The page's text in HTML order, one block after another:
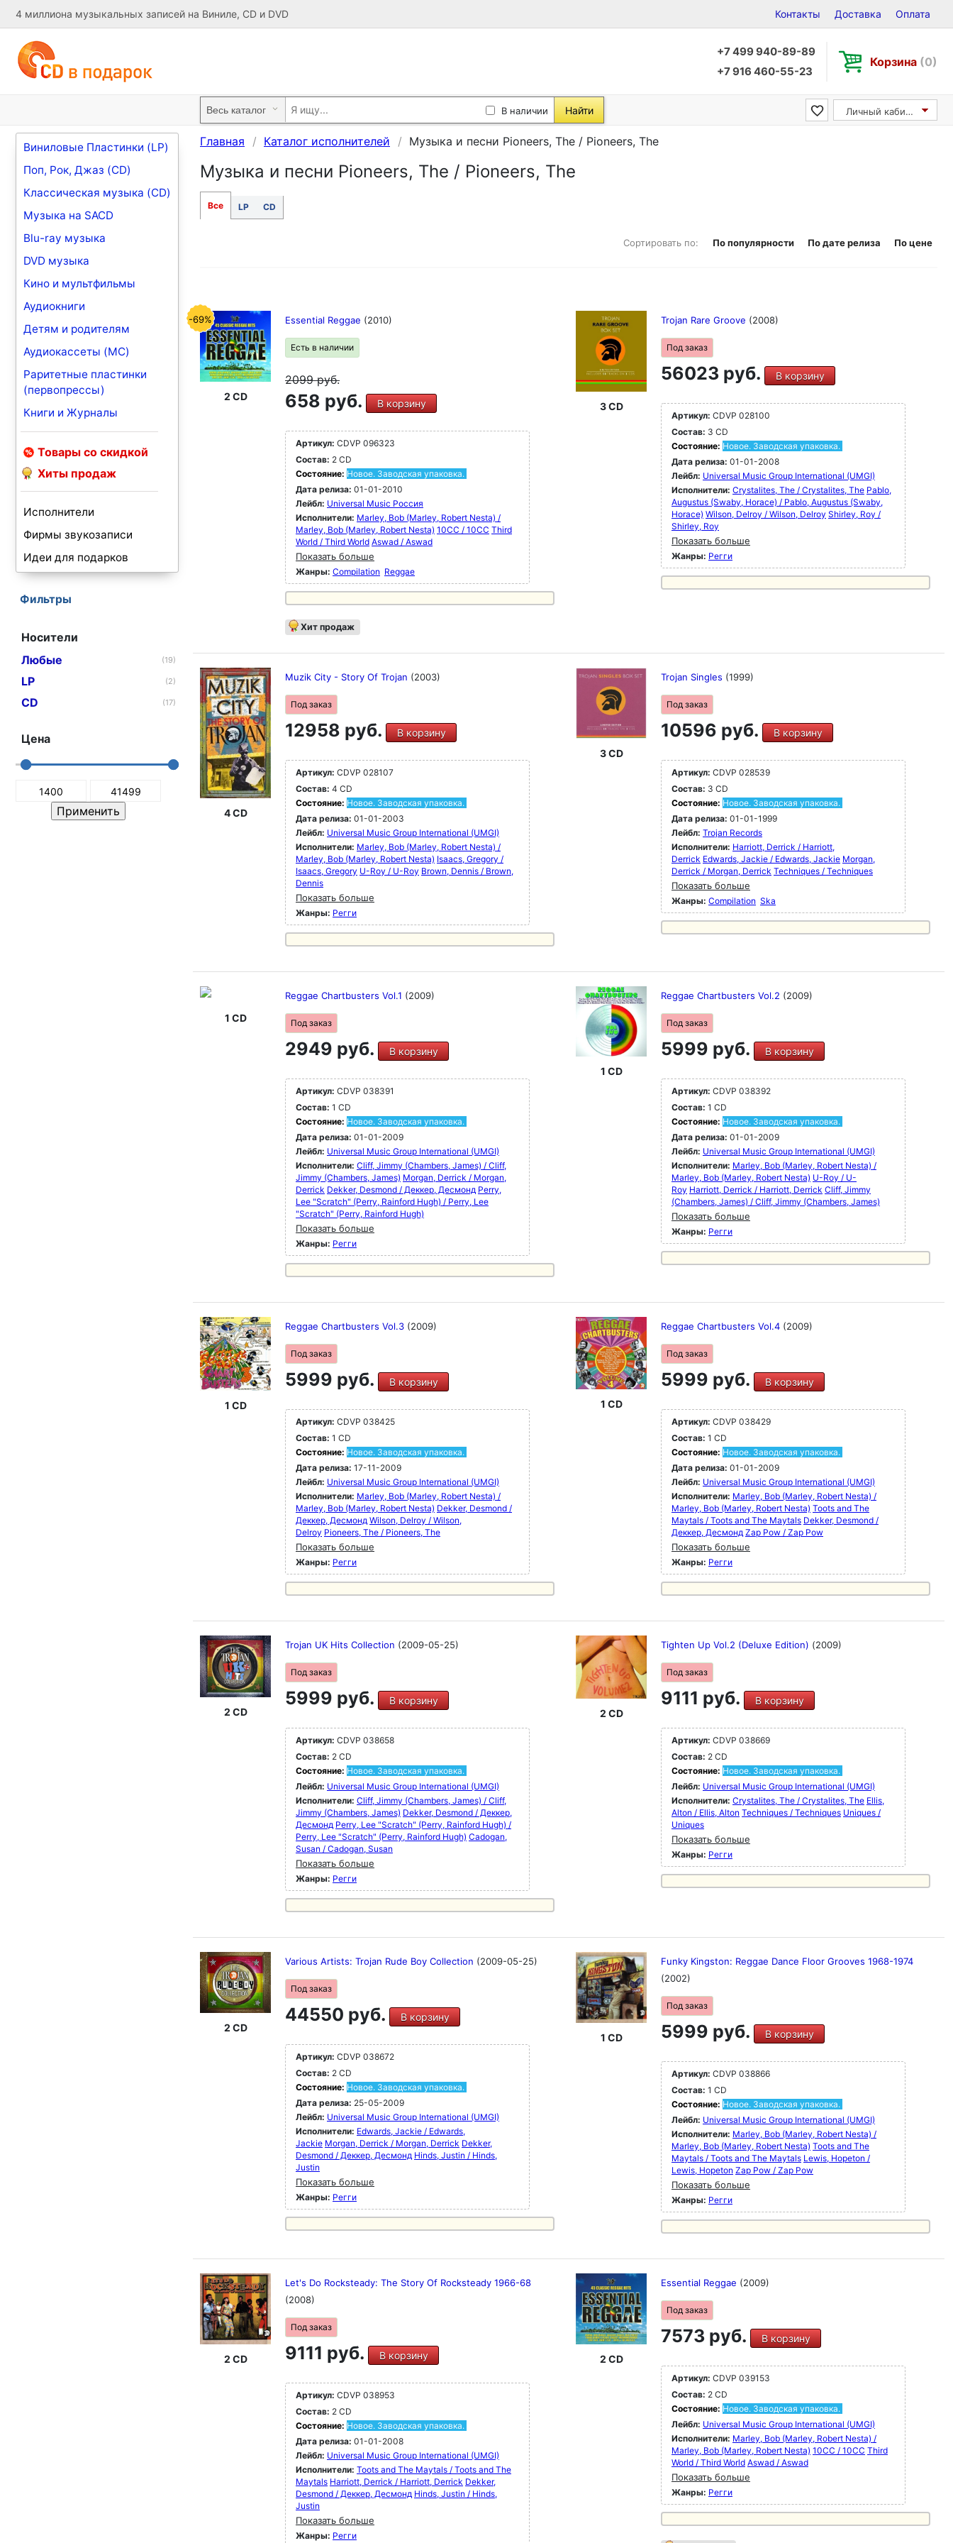
4 миллиона музыкальных записей на Виниле, CD и DVD Контакты Доставка Оплата
+7 499 940-89-89
+7 916 460-55-23
Корзина (0)
В наличии Найти Личный кабинет
Виниловые Пластинки (LP)
Поп, Рок, Джаз (CD)
Классическая музыка (CD)
Музыка на SACD
Blu-ray музыка
DVD музыка
Кино и мультфильмы
Аудиокниги
Детям и родителям
Аудиокассеты (MC)
Раритетные пластинки
(первопрессы)
Книги и Журналы
Товары со скидкой
Хиты продаж
Исполнители
Фирмы звукозаписи
Идеи для подарков
Фильтры
Носители
Любые
(19)
LP (2)
CD (17)
Цена
Главная Каталог исполнителей Музыка и песни Pioneers, The / Pioneers, The
Музыка и песни Pioneers, The / Pioneers, The
Все LP CD
Сортировать по: По популярности По дате релиза По цене
-69%
2 CD
Essential Reggae (2010)
Есть в наличии
2099руб.
658 руб. В корзину
Артикул: CDVP 096323
Состав: 2 CD
Состояние: Новое. Заводская упаковка.
Дата релиза: 01-01-2010
Лейбл: Universal Music Россия
Исполнители: Marley, Bob (Marley, Robert Nesta) /
Marley, Bob (Marley, Robert Nesta) 10CC / 10CC Third
World / Third World Aswad / Aswad
Показать больше
Жанры: Compilation Reggae
Хит продаж
3 CD
Trojan Rare Groove (2008)
Под заказ
56023 руб. В корзину
Артикул: CDVP 028100
Состав: 3 CD
Состояние: Новое. Заводская упаковка.
Дата релиза: 01-01-2008
Лейбл: Universal Music Group International (UMGI)
Исполнители: Crystalites, The / Crystalites, The Pablo,
Augustus (Swaby, Horace) / Pablo, Augustus (Swaby,
Horace) Wilson, Delroy / Wilson, Delroy Shirley, Roy /
Shirley, Roy
Показать больше
Жанры: Регги
4 CD
Muzik City - Story Of Trojan (2003)
Под заказ
12958 руб. В корзину
Артикул: CDVP 028107
Состав: 4 CD
Состояние: Новое. Заводская упаковка.
Дата релиза: 01-01-2003
Лейбл: Universal Music Group International (UMGI)
Исполнители: Marley, Bob (Marley, Robert Nesta) /
Marley, Bob (Marley, Robert Nesta) Isaacs, Gregory /
Isaacs, Gregory U-Roy / U-Roy Brown, Dennis / Brown,
Dennis
Показать больше
Жанры: Регги
3 CD
Trojan Singles (1999)
Под заказ
10596 руб. В корзину
Артикул: CDVP 028539
Состав: 3 CD
Состояние: Новое. Заводская упаковка.
Дата релиза: 01-01-1999
Лейбл: Trojan Records
Исполнители: Harriott, Derrick / Harriott,
Derrick Edwards, Jackie / Edwards, Jackie Morgan,
Derrick / Morgan, Derrick Techniques / Techniques
Показать больше
Жанры: Compilation Ska
1 CD
Reggae Chartbusters Vol.1 (2009)
Под заказ
2949 руб. В корзину
Артикул: CDVP 038391
Состав: 1 CD
Состояние: Новое. Заводская упаковка.
Дата релиза: 01-01-2009
Лейбл: Universal Music Group International (UMGI)
Исполнители: Cliff, Jimmy (Chambers, James) / Cliff,
Jimmy (Chambers, James) Morgan, Derrick / Morgan,
Derrick Dekker, Desmond / Деккер, Десмонд Perry,
Lee "Scratch" (Perry, Rainford Hugh) / Perry, Lee
"Scratch" (Perry, Rainford Hugh)
Показать больше
Жанры: Регги
1 CD
Reggae Chartbusters Vol.2 (2009)
Под заказ
5999 руб. В корзину
Артикул: CDVP 038392
Состав: 1 CD
Состояние: Новое. Заводская упаковка.
Дата релиза: 01-01-2009
Лейбл: Universal Music Group International (UMGI)
Исполнители: Marley, Bob (Marley, Robert Nesta) /
Marley, Bob (Marley, Robert Nesta) U-Roy / U-
Roy Harriott, Derrick / Harriott, Derrick Cliff, Jimmy
(Chambers, James) / Cliff, Jimmy (Chambers, James)
Показать больше
Жанры: Регги
1 CD
Reggae Chartbusters Vol.3 (2009)
Под заказ
5999 руб. В корзину
Артикул: CDVP 038425
Состав: 1 CD
Состояние: Новое. Заводская упаковка.
Дата релиза: 17-11-2009
Лейбл: Universal Music Group International (UMGI)
Исполнители: Marley, Bob (Marley, Robert Nesta) /
Marley, Bob (Marley, Robert Nesta) Dekker, Desmond /
Деккер, Десмонд Wilson, Delroy / Wilson,
Delroy Pioneers, The / Pioneers, The
Показать больше
Жанры: Регги
1 CD
Reggae Chartbusters Vol.4 (2009)
Под заказ
5999 руб. В корзину
Артикул: CDVP 038429
Состав: 1 CD
Состояние: Новое. Заводская упаковка.
Дата релиза: 01-01-2009
Лейбл: Universal Music Group International (UMGI)
Исполнители: Marley, Bob (Marley, Robert Nesta) /
Marley, Bob (Marley, Robert Nesta) Toots and The
Maytals / Toots and The Maytals Dekker, Desmond /
Деккер, Десмонд Zap Pow / Zap Pow
Показать больше
Жанры: Регги
2 CD
Trojan UK Hits Collection (2009-05-25)
Под заказ
5999 руб. В корзину
Артикул: CDVP 038658
Состав: 2 CD
Состояние: Новое. Заводская упаковка.
Лейбл: Universal Music Group International (UMGI)
Исполнители: Cliff, Jimmy (Chambers, James) / Cliff,
Jimmy (Chambers, James) Dekker, Desmond / Деккер,
Десмонд Perry, Lee "Scratch" (Perry, Rainford Hugh) /
Perry, Lee "Scratch" (Perry, Rainford Hugh) Cadogan,
Susan / Cadogan, Susan
Показать больше
Жанры: Регги
2 CD
Tighten Up Vol.2 (Deluxe Edition) (2009)
Под заказ
9111 руб. В корзину
Артикул: CDVP 038669
Состав: 2 CD
Состояние: Новое. Заводская упаковка.
Лейбл: Universal Music Group International (UMGI)
Исполнители: Crystalites, The / Crystalites, The Ellis,
Alton / Ellis, Alton Techniques / Techniques Uniques /
Uniques
Показать больше
Жанры: Регги
2 CD
Various Artists: Trojan Rude Boy Collection (2009-05-25)
Под заказ
44550 руб. В корзину
Артикул: CDVP 038672
Состав: 2 CD
Состояние: Новое. Заводская упаковка.
Дата релиза: 25-05-2009
Лейбл: Universal Music Group International (UMGI)
Исполнители: Edwards, Jackie / Edwards,
Jackie Morgan, Derrick / Morgan, Derrick Dekker,
Desmond / Деккер, Десмонд Hinds, Justin / Hinds,
Justin
Показать больше
Жанры: Регги
1 CD
Funky Kingston: Reggae Dance Floor Grooves 1968-1974
(2002)
Под заказ
5999 руб. В корзину
Артикул: CDVP 038866
Состав: 1 CD
Состояние: Новое. Заводская упаковка.
Лейбл: Universal Music Group International (UMGI)
Исполнители: Marley, Bob (Marley, Robert Nesta) /
Marley, Bob (Marley, Robert Nesta) Toots and The
Maytals / Toots and The Maytals Lewis, Hopeton /
Lewis, Hopeton Zap Pow / Zap Pow
Показать больше
Жанры: Регги
2 CD
Let's Do Rocksteady: The Story Of Rocksteady 1966-68
(2008)
Под заказ
9111 руб. В корзину
Артикул: CDVP 038953
Состав: 2 CD
Состояние: Новое. Заводская упаковка.
Дата релиза: 01-01-2008
Лейбл: Universal Music Group International (UMGI)
Исполнители: Toots and The Maytals / Toots and The
Maytals Harriott, Derrick / Harriott, Derrick Dekker,
Desmond / Деккер, Десмонд Hinds, Justin / Hinds,
Justin
Показать больше
Жанры: Регги
2 CD
Essential Reggae (2009)
Под заказ
7573 руб. В корзину
Артикул: CDVP 039153
Состав: 2 CD
Состояние: Новое. Заводская упаковка.
Лейбл: Universal Music Group International (UMGI)
Исполнители: Marley, Bob (Marley, Robert Nesta) /
Marley, Bob (Marley, Robert Nesta) 10CC / 10CC Third
World / Third World Aswad / Aswad
Показать больше
Жанры: Регги